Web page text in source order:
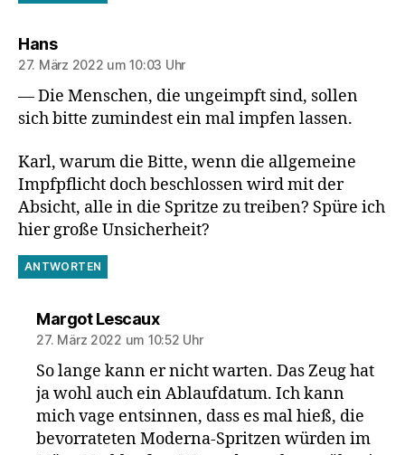
Hanssagt:
27. März 2022 um 10:03 Uhr
— Die Menschen, die ungeimpft sind, sollen
sich bitte zumindest ein mal impfen lassen.
Karl, warum die Bitte, wenn die allgemeine
Impfpflicht doch beschlossen wird mit der
Absicht, alle in die Spritze zu treiben? Spüre ich
hier große Unsicherheit?
ANTWORTEN
Margot Lescauxsagt:
27. März 2022 um 10:52 Uhr
So lange kann er nicht warten. Das Zeug hat
ja wohl auch ein Ablaufdatum. Ich kann
mich vage entsinnen, dass es mal hieß, die
bevorrateten Moderna-Spritzen würden im